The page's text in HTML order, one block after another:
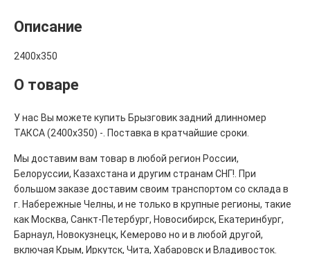
Описание
2400х350
О товаре
У нас Вы можете купить Брызговик задний длинномер
ТАКСА (2400х350) -. Поставка в кратчайшие сроки.
Мы доставим вам товар в любой регион России,
Белоруссии, Казахстана и другим странам СНГ!. При
большом заказе доставим своим транспортом со склада в
г. Набережные Челны, и не только в крупные регионы, такие
как Москва, Санкт-Петербург, Новосибирск, Екатеринбург,
Барнаул, Новокузнецк, Кемерово но и в любой другой,
включая Крым, Иркутск, Чита, Хабаровск и Владивосток.